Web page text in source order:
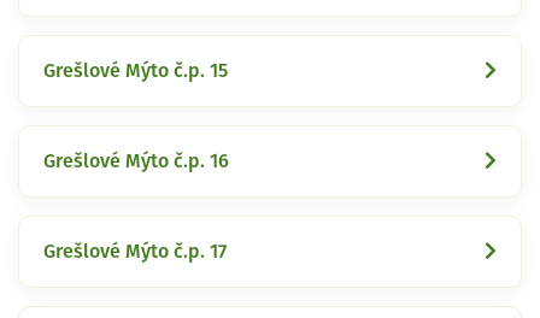
Grešlové Mýto č.p. 15
Grešlové Mýto č.p. 16
Grešlové Mýto č.p. 17